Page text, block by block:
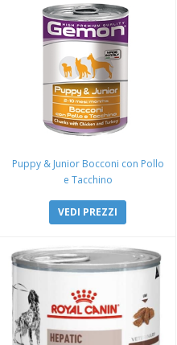
Puppy & Junior Bocconi con Pollo
e Tacchino
VEDI PREZZI